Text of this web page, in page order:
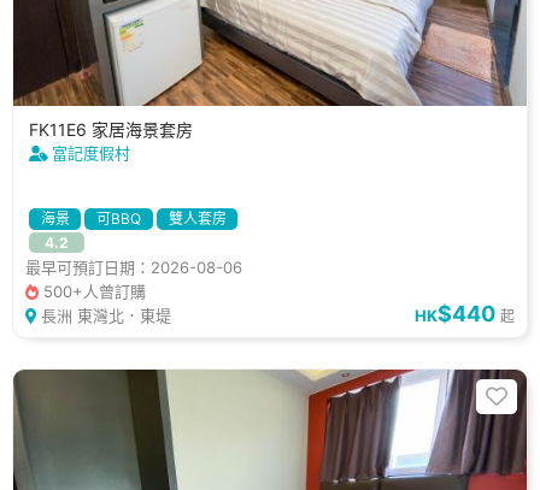
FK11E6 家居海景套房
富記度假村
海景 可BBQ
雙人套房
4.2
最早可預訂日期：2026-08-06
500+人曾訂購
長洲 東灣北．東堤
HK$440 起